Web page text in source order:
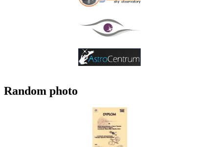
Random photo